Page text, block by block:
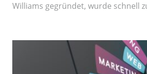
Williams gegründet, wurde schnell